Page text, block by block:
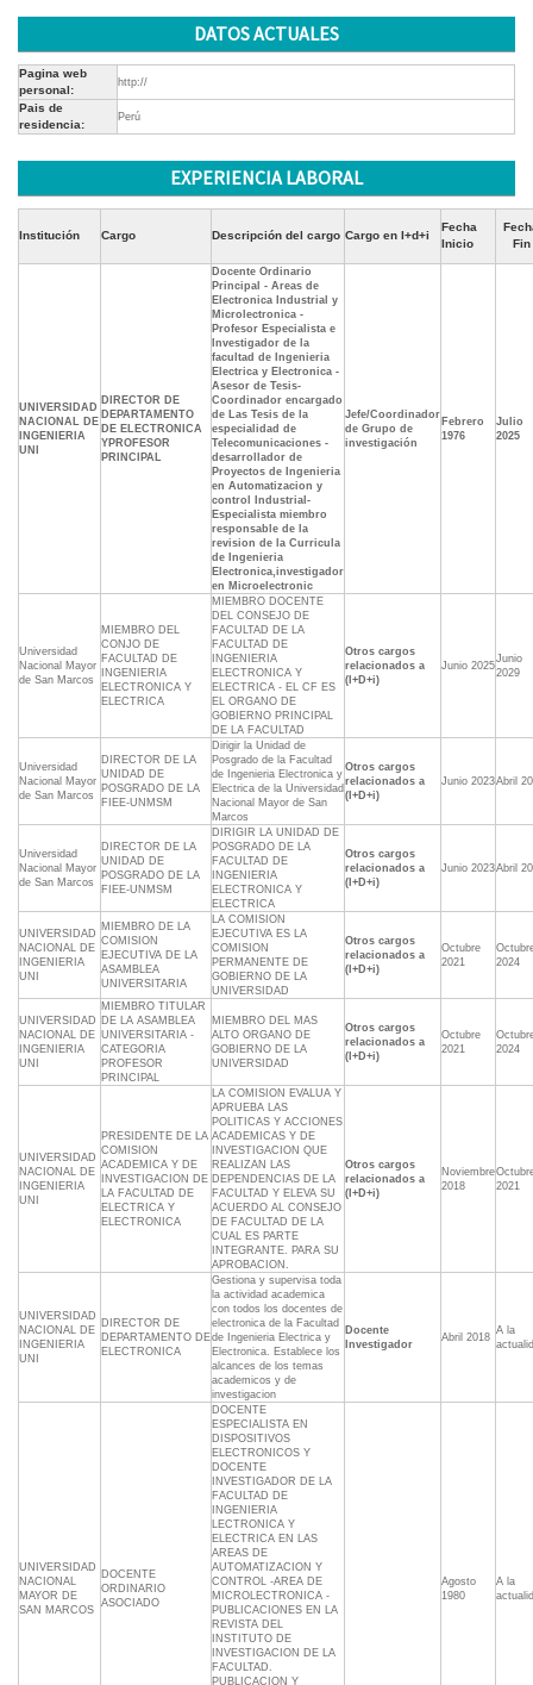
DATOS ACTUALES
Pagina web
personal:
http://
Pais de
residencia:
Perú
EXPERIENCIA LABORAL
Institución Cargo Descripción del cargo Cargo en I+d+i
Fecha
Inicio
Fin
UNIVERSIDAD
NACIONAL DE
INGENIERIA
UNI
DIRECTOR DE
DEPARTAMENTO
DE ELECTRONICA
YPROFESOR
PRINCIPAL
Docente Ordinario
Principal - Areas de
Electronica Industrial y
Microlectronica -
Profesor Especialista e
Investigador de la
facultad de Ingenieria
Electrica y Electronica -
Asesor de Tesis-
Coordinador encargado
de Las Tesis de la
especialidad de
Telecomunicaciones -
desarrollador de
Proyectos de Ingenieria
en Automatizacion y
control Industrial-
Especialista miembro
responsable de la
revision de la Curricula
de Ingenieria
Electronica,investigador
en Microelectronic
Jefe/Coordinador
de Grupo de
investigación
Febrero
1976
Julio
2025
Universidad
Nacional Mayor
de San Marcos
MIEMBRO DEL
CONJO DE
FACULTAD DE
INGENIERIA
ELECTRONICA Y
ELECTRICA
MIEMBRO DOCENTE
DEL CONSEJO DE
FACULTAD DE LA
FACULTAD DE
INGENIERIA
ELECTRONICA Y
ELECTRICA - EL CF ES
EL ORGANO DE
GOBIERNO PRINCIPAL
DE LA FACULTAD
Otros cargos
relacionados a
(I+D+i)
Junio 2025
Junio
2029
Universidad
Nacional Mayor
de San Marcos
DIRECTOR DE LA
UNIDAD DE
POSGRADO DE LA
FIEE-UNMSM
Dirigir la Unidad de
Posgrado de la Facultad
de Ingenieria Electronica y
Electrica de la Universidad
Nacional Mayor de San
Marcos
Otros cargos
relacionados a
(I+D+i)
Junio 2023Abril
Universidad
Nacional Mayor
de San Marcos
DIRECTOR DE LA
UNIDAD DE
POSGRADO DE LA
FIEE-UNMSM
DIRIGIR LA UNIDAD DE
POSGRADO DE LA
FACULTAD DE
INGENIERIA
ELECTRONICA Y
ELECTRICA
Otros cargos
relacionados a
(I+D+i)
Junio 2023Abril
UNIVERSIDAD
NACIONAL DE
INGENIERIA
UNI
MIEMBRO DE LA
COMISION
EJECUTIVA DE LA
ASAMBLEA
UNIVERSITARIA
LA COMISION
EJECUTIVA ES LA
COMISION
PERMANENTE DE
GOBIERNO DE LA
UNIVERSIDAD
Otros cargos
relacionados a
(I+D+i)
Octubre
2021
2024
UNIVERSIDAD
NACIONAL DE
INGENIERIA
UNI
MIEMBRO TITULAR
DE LA ASAMBLEA
UNIVERSITARIA -
CATEGORIA
PROFESOR
PRINCIPAL
MIEMBRO DEL MAS
ALTO ORGANO DE
GOBIERNO DE LA
UNIVERSIDAD
Otros cargos
relacionados a
(I+D+i)
Octubre
2021
2024
UNIVERSIDAD
NACIONAL DE
INGENIERIA
UNI
PRESIDENTE DE LA
COMISION
ACADEMICA Y DE
INVESTIGACION DE
LA FACULTAD DE
ELECTRICA Y
ELECTRONICA
LA COMISION EVALUA Y
APRUEBA LAS
POLITICAS Y ACCIONES
ACADEMICAS Y DE
INVESTIGACION QUE
REALIZAN LAS
DEPENDENCIAS DE LA
FACULTAD Y ELEVA SU
ACUERDO AL CONSEJO
DE FACULTAD DE LA
CUAL ES PARTE
INTEGRANTE. PARA SU
APROBACION.
Otros cargos
relacionados a
(I+D+i)
Noviembre
2018
2021
UNIVERSIDAD
NACIONAL DE
INGENIERIA
UNI
DIRECTOR DE
DEPARTAMENTO DE
ELECTRONICA
Gestiona y supervisa toda
la actividad academica
con todos los docentes de
electronica de la Facultad
de Ingenieria Electrica y
Electronica. Establece los
alcances de los temas
academicos y de
investigacion
Docente
Investigador
Abril 2018
A la
UNIVERSIDAD
NACIONAL
MAYOR DE
SAN MARCOS
DOCENTE
ORDINARIO
ASOCIADO
DOCENTE
ESPECIALISTA EN
DISPOSITIVOS
ELECTRONICOS Y
DOCENTE
INVESTIGADOR DE LA
FACULTAD DE
INGENIERIA
LECTRONICA Y
ELECTRICA EN LAS
AREAS DE
AUTOMATIZACION Y
CONTROL -AREA DE
MICROLECTRONICA -
PUBLICACIONES EN LA
REVISTA DEL
INSTITUTO DE
INVESTIGACION DE LA
FACULTAD.
PUBLICACION Y
Agosto
1980
A la